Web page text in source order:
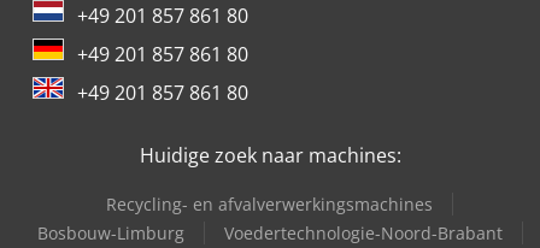
Schaffer 2345 T
Schaffer 2345 T Slt
+49 201 857 861 80
+49 201 857 861 80
+49 201 857 861 80
Huidige zoek naar machines:
Recycling- en afvalverwerkingsmachines
Bosbouw-Limburg
Voedertechnologie-Noord-Brabant